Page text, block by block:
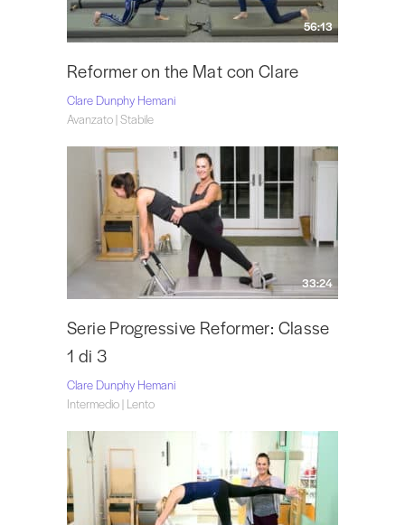
56:13
Reformer on the Mat con Clare
Clare Dunphy Hemani
Avanzato | Stabile
33:24
Serie Progressive Reformer: Classe
1 di 3
Clare Dunphy Hemani
Intermedio | Lento